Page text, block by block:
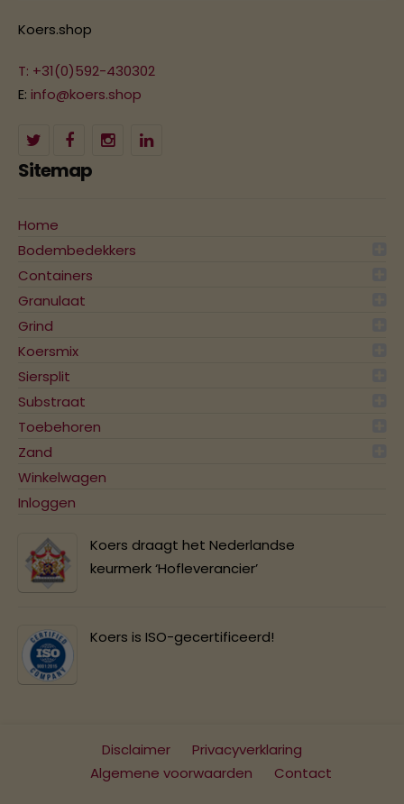
Koers.shop
T: +31(0)592-430302
E: info@koers.shop
Sitemap
Home
Bodembedekkers
Containers
Granulaat
Grind
Koersmix
Siersplit
Substraat
Toebehoren
Zand
Winkelwagen
Inloggen
Koers draagt het Nederlandse
keurmerk ‘Hofleverancier’
Koers is ISO-gecertificeerd!
Disclaimer
Privacyverklaring
Algemene voorwaarden
Contact